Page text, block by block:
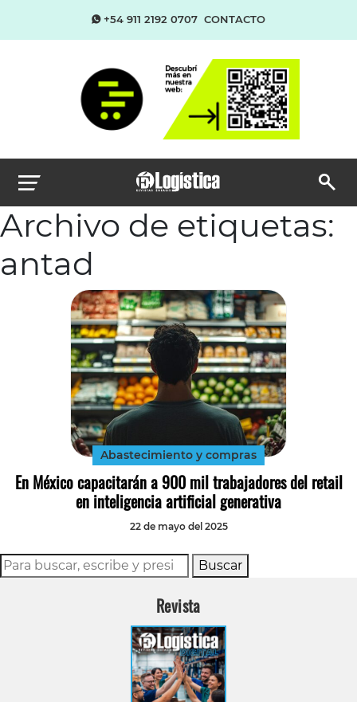
+54 911 2192 0707 CONTACTO
Archivo de etiquetas:
antad
Abastecimiento y compras
En México capacitarán a 900 mil trabajadores del retail
en inteligencia artificial generativa
22 de mayo del 2025
Buscar
Revista